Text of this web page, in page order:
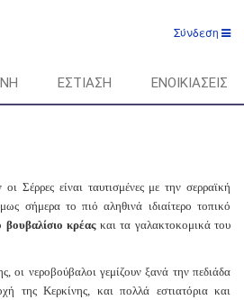
Σύνδεση
ΕΣΤΙΑΣΗ ΕΝΟΙΚΙΑΣΕΙΣ
Σέρρες είναι ταυτισμένες με την σερραϊκή
σήμερα το πιό αληθινά ιδιαίτερο τοπικό
βουβαλίσιο κρέαςκαι τα γαλακτοκομικά του
οι νεροβούβαλοι γεμίζουν ξανά την πεδιάδα
της Κερκίνης, και πολλά εστιατόρια και